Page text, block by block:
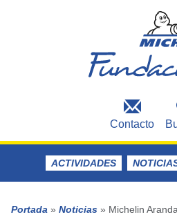
Contacto
ACTIVIDADES
Portada » Noticias » Michelin